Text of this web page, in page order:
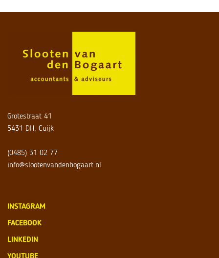
Grotestraat 41
5431 DH, Cuijk
(0485) 31 02 77
info@slootenvandenbogaart.nl
INSTAGRAM
FACEBOOK
LINKEDIN
YOUTUBE